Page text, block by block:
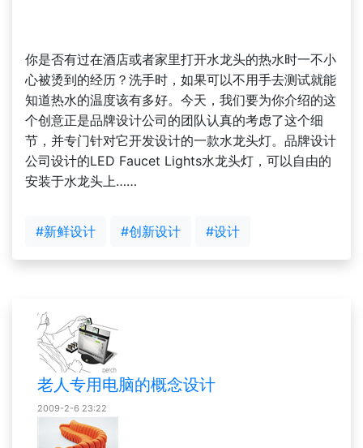
你是否有过在酒店或者家里打开水龙头的热水时一不小
心被烫到的经历？洗手时，如果可以不用手去测试就能
知道热水的温度该有多好。今天，我们要为你介绍的这
个创意正是品牌设计公司的团队认真的考虑了这个细
节，并专门针对它开发设计的一款水龙头灯。品牌设计
公司设计的LED Faucet Lights水龙头灯，可以自由的
安装于水龙头上……
#新鲜设计 #创新设计 #设计
老人专用电脑的概念设计
2009-2-6 23:22